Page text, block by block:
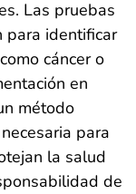
Las pruebas
para identificar
cáncer o
en
método
para
la salud
de